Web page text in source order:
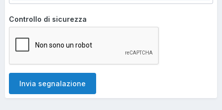
Controllo di sicurezza
Invia segnalazione